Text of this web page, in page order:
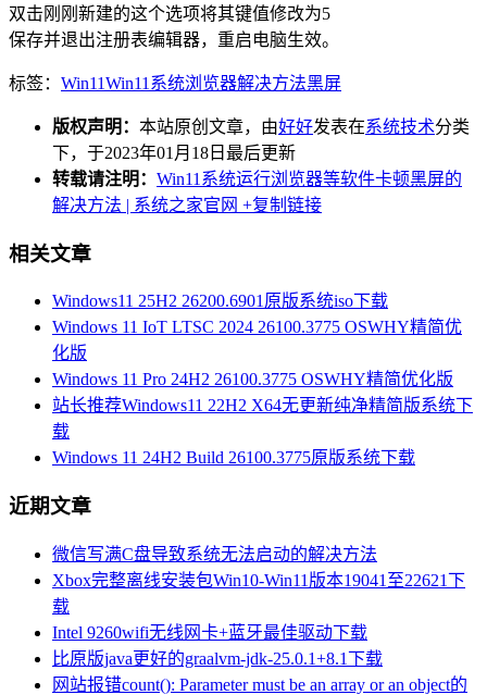
双击刚刚新建的这个选项将其键值修改为5
保存并退出注册表编辑器，重启电脑生效。
标签： Win11Win11系统浏览器解决方法黑屏
版权声明： 本站原创文章，由好好发表在系统技术分类
下，于2023年01月18日最后更新
转载请注明： Win11系统运行浏览器等软件卡顿黑屏的
解决方法 | 系统之家官网 +复制链接
相关文章
Windows11 25H2 26200.6901原版系统iso下载
Windows 11 IoT LTSC 2024 26100.3775 OSWHY精简优
化版
Windows 11 Pro 24H2 26100.3775 OSWHY精简优化版
站长推荐Windows11 22H2 X64无更新纯净精简版系统下
载
Windows 11 24H2 Build 26100.3775原版系统下载
近期文章
微信写满C盘导致系统无法启动的解决方法
Xbox完整离线安装包Win10-Win11版本19041至22621下
载
Intel 9260wifi无线网卡+蓝牙最佳驱动下载
比原版java更好的graalvm-jdk-25.0.1+8.1下载
网站报错count(): Parameter must be an array or an object的